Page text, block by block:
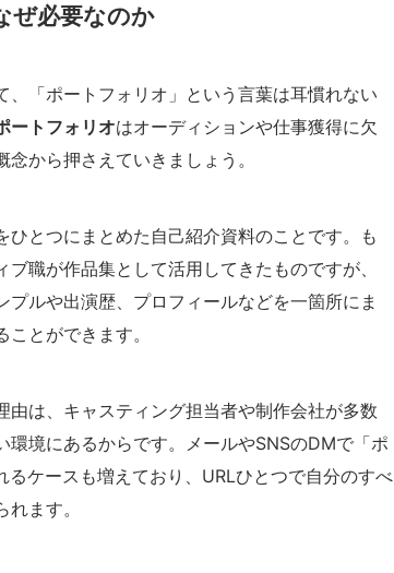
ぜ必要なのか
「ポートフォリオ」という言葉は耳慣れない
ートフォリオはオーディションや仕事獲得に欠
から押さえていきましょう。
ひとつにまとめた自己紹介資料のことです。も
職が作品集として活用してきたものですが、
ルや出演歴、プロフィールなどを一箇所にま
とができます。
は、キャスティング担当者や制作会社が多数
境にあるからです。メールやSNSのDMで「ポ
ケースも増えており、URLひとつで自分のすべ
ます。